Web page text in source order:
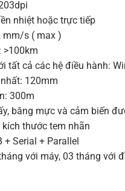
nhiệt hoặc trực tiếp
mm/s ( max )
>100km
tất cả các hệ điều hành:
120mm
300m
băng mực và cảm biến
thước tem nhãn
Serial + Parallel
với máy, 03 tháng với